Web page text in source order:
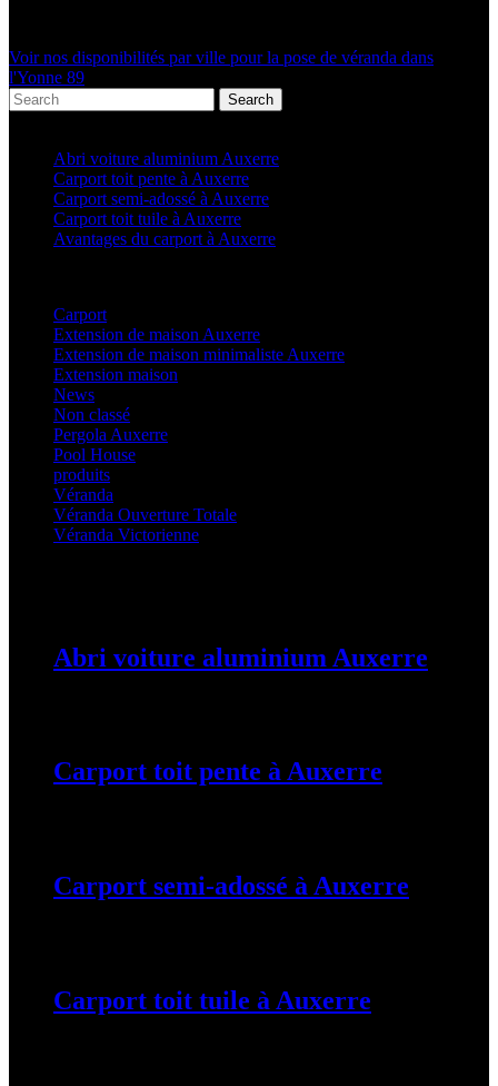
Voir nos disponibilités par ville pour la pose de véranda dans
l'Yonne 89
Search
Abri voiture aluminium Auxerre
Carport toit pente à Auxerre
Carport semi-adossé à Auxerre
Carport toit tuile à Auxerre
Avantages du carport à Auxerre
Carport
Extension de maison Auxerre
Extension de maison minimaliste Auxerre
Extension maison
News
Non classé
Pergola Auxerre
Pool House
produits
Véranda
Véranda Ouverture Totale
Véranda Victorienne
Abri voiture aluminium Auxerre
Carport toit pente à Auxerre
Carport semi-adossé à Auxerre
Carport toit tuile à Auxerre